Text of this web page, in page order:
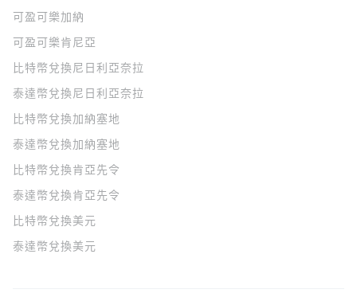
可盈可樂加納
可盈可樂肯尼亞
比特幣兌換尼日利亞奈拉
泰達幣兌換尼日利亞奈拉
比特幣兌換加納塞地
泰達幣兌換加納塞地
比特幣兌換肯亞先令
泰達幣兌換肯亞先令
比特幣兌換美元
泰達幣兌換美元